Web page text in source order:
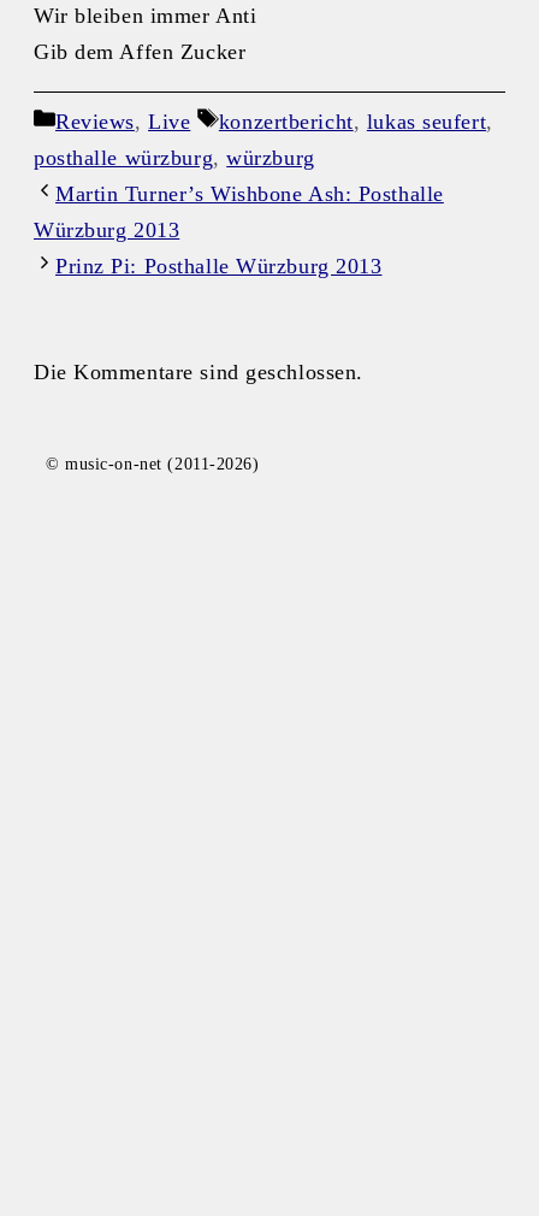
Wir bleiben immer Anti
Gib dem Affen Zucker
Kategorien
Reviews,Live Schlagwörter
konzertbericht, lukas seufert,
posthalle würzburg,würzburg
Martin Turner’s Wishbone Ash: Posthalle
Würzburg 2013
Prinz Pi: Posthalle Würzburg 2013
Die Kommentare sind geschlossen.
© music-on-net (2011-2026)